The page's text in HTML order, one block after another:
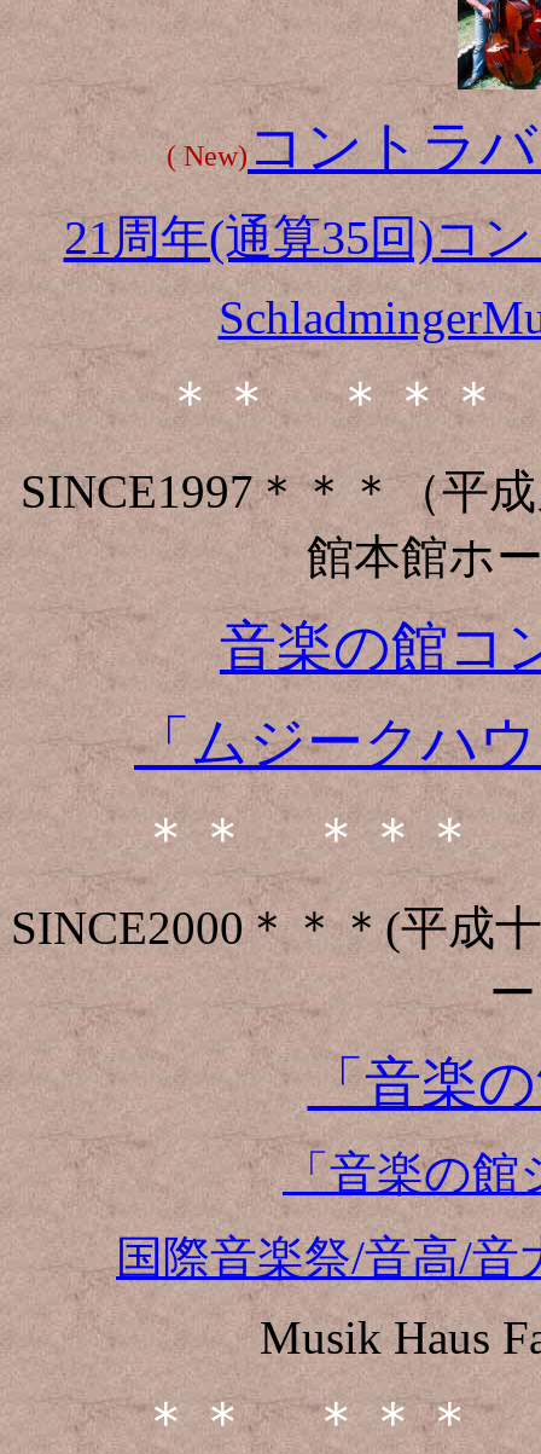
( New)コントラ
21周年(通算35回)コ
＊＊ ＊＊
SINCE1997＊＊＊（平
館本館ホ
音楽の館コ
「ムジークハ
＊＊ ＊＊＊
SINCE2000＊＊＊(平成
「音楽
「音楽の館
国際音楽祭/音高/音
Musik Haus
＊＊ ＊＊＊